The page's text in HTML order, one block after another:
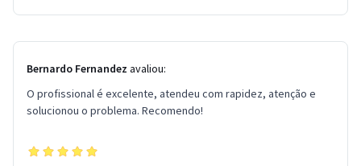
Bernardo Fernandez avaliou:
O profissional é excelente, atendeu com rapidez, atenção e
solucionou o problema. Recomendo!